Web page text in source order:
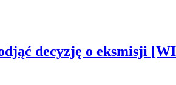
decyzję o eksmisji